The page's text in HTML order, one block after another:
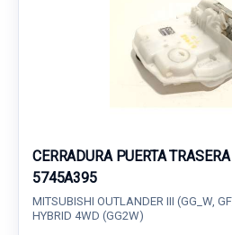
CERRADURA PUERTA
5745A395
MITSUBISHI OUTLANDER III (GG_W,
HYBRID 4WD (GG2W)